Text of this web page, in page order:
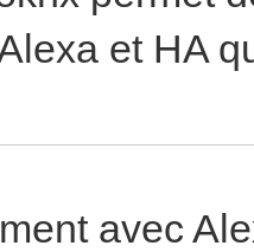
et HA
avec